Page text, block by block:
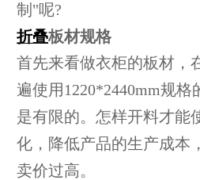
制"呢?
折叠板材规格
首先来看做衣柜的板材，
遍使用1220*2440mm规
是有限的。怎样开料才能
化，降低产品的生产成本
卖价过高。